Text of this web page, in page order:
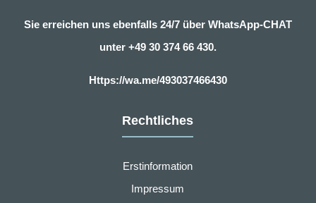
Sie erreichen uns ebenfalls 24/7 über WhatsApp-CHAT
unter +49 30 374 66 430.
Https://wa.me/493037466430
Rechtliches
Erstinformation
Impressum